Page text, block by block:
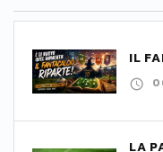
IL
LA